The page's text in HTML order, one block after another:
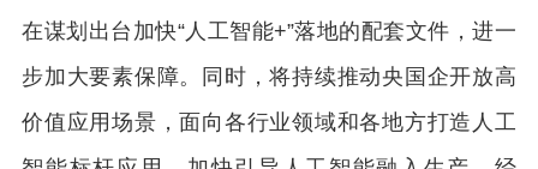
在谋划出台加快“人工智能+”落地的配套文件，进一
步加大要素保障。同时，将持续推动央国企开放高
价值应用场景，面向各行业领域和各地方打造人工